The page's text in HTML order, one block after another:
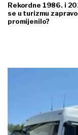
Rekordne 1986. i
se u turizmu zapravo
promijenilo?